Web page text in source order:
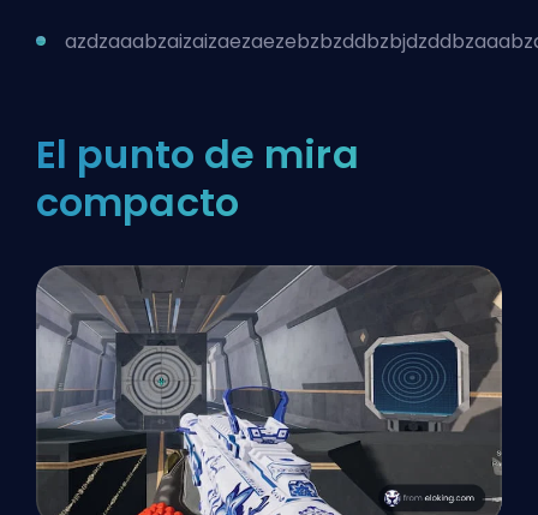
El punto de mira
compacto